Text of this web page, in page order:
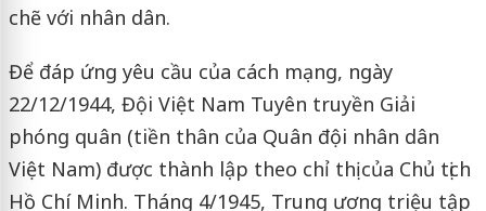
chẽ với nhân dân.
Để đáp ứng yêu cầu của cách mạng, ngày
22/12/1944, Đội Việt Nam Tuyên truyền Giải
phóng quân (tiền thân của Quân đội nhân dân
Việt Nam) được thành lập theo chỉ thị của Chủ tịch
Hồ Chí Minh. Tháng 4/1945, Trung ương triệu tập